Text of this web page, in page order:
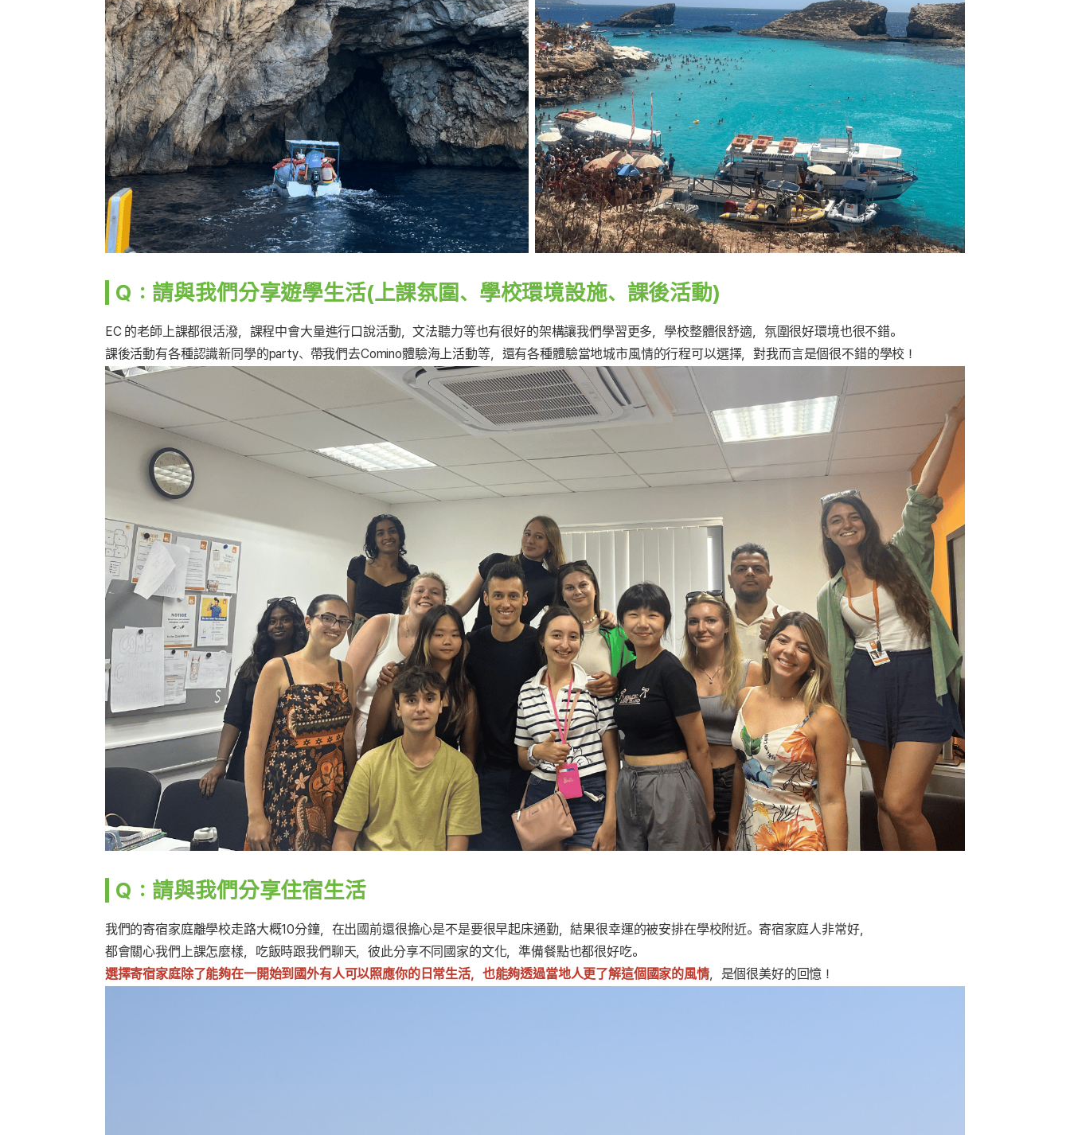
Ｑ：請與我們分享遊學生活(上課氛圍、學校環境設施、課後活動)
EC 的老師上課都很活潑，課程中會大量進行口說活動，文法聽力等也有很好的架構讓我們學習更多，學校整體很舒適，氛圍很好環境也很不錯。
課後活動有各種認識新同學的party、帶我們去Comino體驗海上活動等，還有各種體驗當地城市風情的行程可以選擇，對我而言是個很不錯的學校！
Ｑ：請與我們分享住宿生活
我們的寄宿家庭離學校走路大概10分鐘，在出國前還很擔心是不是要很早起床通勤，結果很幸運的被安排在學校附近。寄宿家庭人非常好，
都會關心我們上課怎麼樣，吃飯時跟我們聊天，彼此分享不同國家的文化，準備餐點也都很好吃。
選擇寄宿家庭除了能夠在一開始到國外有人可以照應你的日常生活，也能夠透過當地人更了解這個國家的風情，是個很美好的回憶！